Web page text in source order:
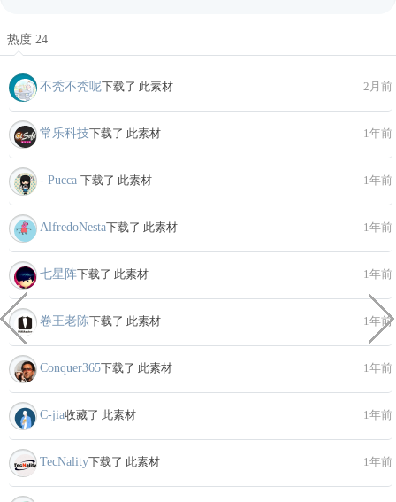
热度 24
不秃不秃呢下载了 此素材 2月前
常乐科技下载了 此素材 1年前
- Pucca 下载了 此素材 1年前
AlfredoNesta下载了 此素材 1年前
七星阵下载了 此素材 1年前
卷王老陈下载了 此素材 1年前
Conquer365下载了 此素材 1年前
C-jia收藏了 此素材 1年前
TecNality下载了 此素材 1年前